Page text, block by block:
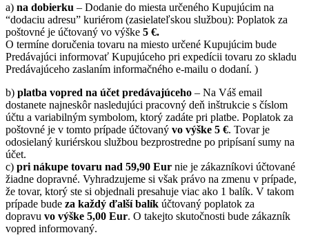
a) na dobierku – Dodanie do miesta určeného Kupujúcim na
“dodaciu adresu” kuriérom (zasielateľskou službou): Poplatok za
poštovné je účtovaný vo výške 5 €.
O termíne doručenia tovaru na miesto určené Kupujúcim bude
Predávajúci informovať Kupujúceho pri expedícii tovaru zo skladu
Predávajúceho zaslaním informačného e-mailu o dodaní. )
b) platba vopred na účet predávajúceho – Na Váš email
dostanete najneskôr nasledujúci pracovný deň inštrukcie s číslom
účtu a variabilným symbolom, ktorý zadáte pri platbe. Poplatok za
poštovné je v tomto prípade účtovaný vo výške 5 €. Tovar je
odosielaný kuriérskou službou bezprostredne po pripísaní sumy na
účet.
c) pri nákupe tovaru nad 59,90 Eur nie je zákazníkovi účtované
žiadne dopravné. Vyhradzujeme si však právo na zmenu v prípade,
že tovar, ktorý ste si objednali presahuje viac ako 1 balík. V takom
prípade bude za každý ďalší balík účtovaný poplatok za
dopravu vo výške 5,00 Eur. O takejto skutočnosti bude zákazník
vopred informovaný.